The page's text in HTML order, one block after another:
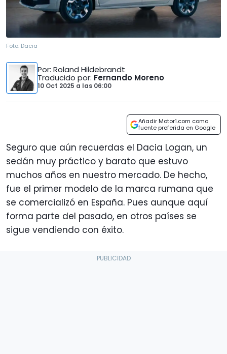
Foto: Dacia
Por: Roland Hildebrandt
Traducido por: Fernando Moreno
10 Oct 2025 a las 06:00
Añadir Motor1.com como
fuente preferida en Google
Seguro que aún recuerdas el Dacia Logan, un
sedán muy práctico y barato que estuvo
muchos años en nuestro mercado. De hecho,
fue el primer modelo de la marca rumana que
se comercializó en España. Pues aunque aquí
forma parte del pasado, en otros países se
sigue vendiendo con éxito.